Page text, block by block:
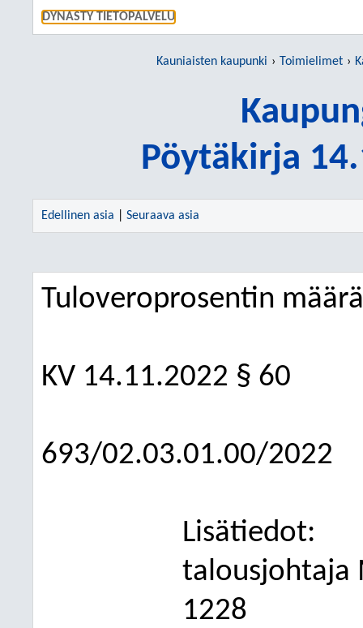
DYNASTY TIETOPALVELU
Kauniaisten kaupunki Toimielimet
Pöytäkirja
Edellinen asia Seuraava asia
Tuloveroprosentin
KV 14.11.2022 § 60
693/02.03.01.00/2022
Lisätiedot:
talousjohtaja
1228